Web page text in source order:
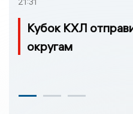
Кубок КХЛ
округам